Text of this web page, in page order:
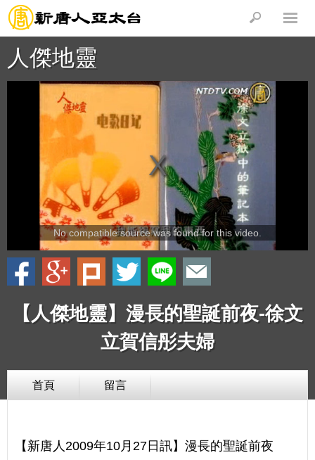
人傑地靈
No compatible source was found for this video.
【人傑地靈】漫長的聖誕前夜-徐文
立賀信彤夫婦
首頁 留言
【新唐人2009年10月27日訊】漫長的聖誕前夜